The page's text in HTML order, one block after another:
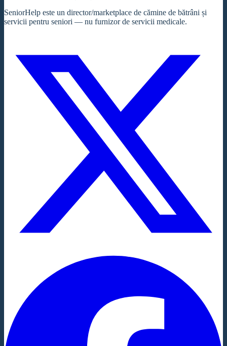
SeniorHelp este un director/marketplace de cămine de bătrâni și
servicii pentru seniori — nu furnizor de servicii medicale.